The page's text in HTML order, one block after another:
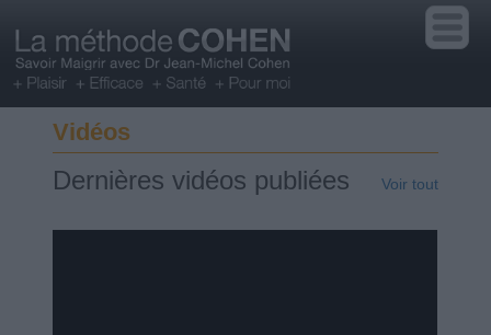
Vidéos
Dernières vidéos publiées Voir tout